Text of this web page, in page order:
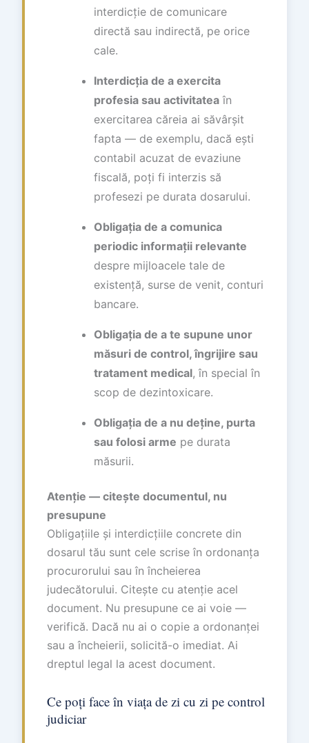
interdicție de comunicare
directă sau indirectă, pe orice
cale.
Interdicția de a exercita
profesia sau activitatea în
exercitarea căreia ai săvârșit
fapta — de exemplu, dacă ești
contabil acuzat de evaziune
fiscală, poți fi interzis să
profesezi pe durata dosarului.
Obligația de a comunica
periodic informații relevante
despre mijloacele tale de
existență, surse de venit, conturi
bancare.
Obligația de a te supune unor
măsuri de control, îngrijire sau
tratament medical, în special în
scop de dezintoxicare.
Obligația de a nu deține, purta
sau folosi arme pe durata
măsurii.
Atenție — citește documentul, nu
presupune
Obligațiile și interdicțiile concrete din
dosarul tău sunt cele scrise în ordonanța
procurorului sau în încheierea
judecătorului. Citește cu atenție acel
document. Nu presupune ce ai voie —
verifică. Dacă nu ai o copie a ordonanței
sau a încheierii, solicită-o imediat. Ai
dreptul legal la acest document.
Ce poți face în viața de zi cu zi pe control
judiciar